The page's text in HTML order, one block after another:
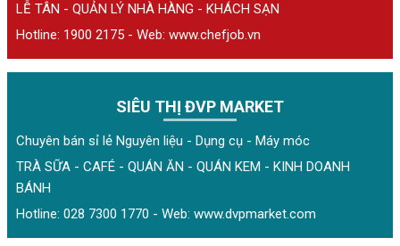
LỄ TÂN - QUẢN LÝ NHÀ HÀNG - KHÁCH SẠN
Hotline: 1900 2175 - Web: www.chefjob.vn
SIÊU THỊ ĐVP MARKET
Chuyên bán sỉ lẻ Nguyên liệu - Dụng cụ - Máy móc
TRÀ SỮA - CAFÉ - QUÁN ĂN - QUÁN KEM - KINH DOANH
BÁNH
Hotline: 028 7300 1770 - Web: www.dvpmarket.com